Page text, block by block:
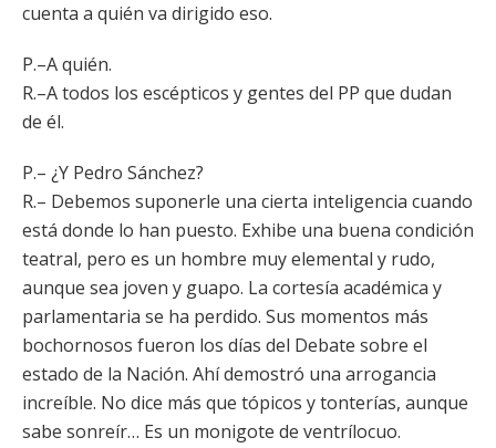
cuenta a quién va dirigido eso.
P.–A quién.
R.–A todos los escépticos y gentes del PP que dudan
de él.
P.– ¿Y Pedro Sánchez?
R.– Debemos suponerle una cierta inteligencia cuando
está donde lo han puesto. Exhibe una buena condición
teatral, pero es un hombre muy elemental y rudo,
aunque sea joven y guapo. La cortesía académica y
parlamentaria se ha perdido. Sus momentos más
bochornosos fueron los días del Debate sobre el
estado de la Nación. Ahí demostró una arrogancia
increíble. No dice más que tópicos y tonterías, aunque
sabe sonreír… Es un monigote de ventrílocuo.